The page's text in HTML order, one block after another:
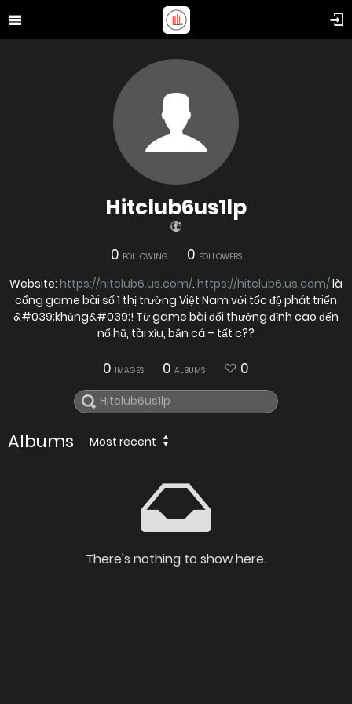
Hitclub6us1lp
0 FOLLOWING 0 FOLLOWERS
Website: https://hitclub6.us.com/. https://hitclub6.us.com/là
cổng game bài số 1 thị trường Việt Nam với tốc độ phát triển
&#039;khủng&#039;! Từ game bài đổi thưởng đỉnh cao đến
nổ hũ, tài xỉu, bắn cá – tất c??
0 IMAGES 0 ALBUMS 0
Albums Most recent
There's nothing to show here.